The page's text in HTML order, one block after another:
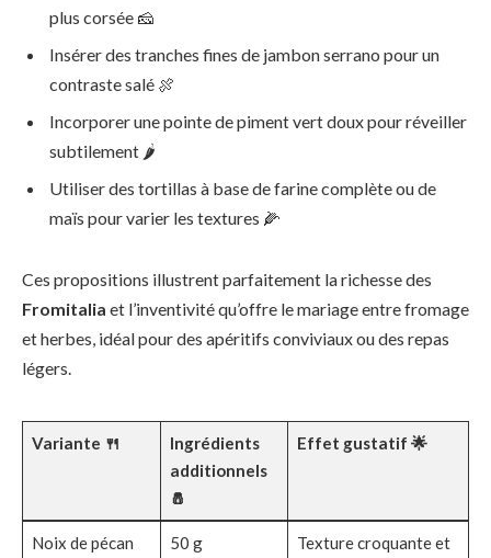
plus corsée 🧀
Insérer des tranches fines de jambon serrano pour un
contraste salé 🍖
Incorporer une pointe de piment vert doux pour réveiller
subtilement 🌶️
Utiliser des tortillas à base de farine complète ou de
maïs pour varier les textures 🌽
Ces propositions illustrent parfaitement la richesse des
Fromitalia et l’inventivité qu’offre le mariage entre fromage
et herbes, idéal pour des apéritifs conviviaux ou des repas
légers.
Variante 🍴
Ingrédients
additionnels
🧂
Effet gustatif 🌟
Noix de pécan
50 g
Texture croquante et